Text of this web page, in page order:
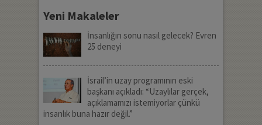
Yeni Makaleler
İnsanlığın sonu nasıl gelecek? Evren
25 deneyi
İsrail’in uzay programının eski
başkanı açıkladı: “Uzaylılar gerçek,
açıklamamızı istemiyorlar çünkü
insanlık buna hazır değil.”